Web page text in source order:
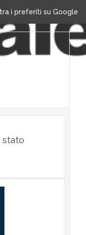
i preferiti su Google
stato